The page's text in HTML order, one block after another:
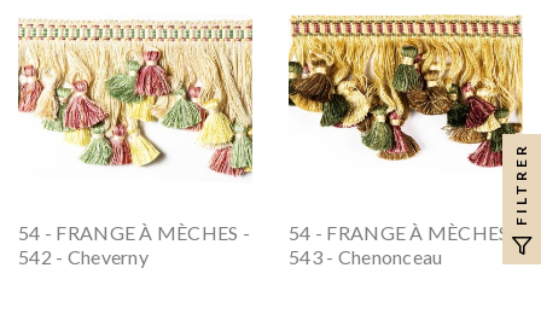
54 - FRANGE À MÈCHES -
542 - Cheverny
54 - FRANGE À MÈCHES -
543 - Chenonceau
FILTRER